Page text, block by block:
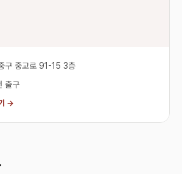
구 중교로 91-15 3층
출구
→